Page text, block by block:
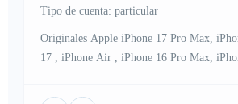
tipo de cuenta: particular
Originales Apple iPhone 17 Pro Max,
17 , iPhone Air , iPhone 16 Pro Max,
iPhone 15, iPhone 15 Plus, Samsung